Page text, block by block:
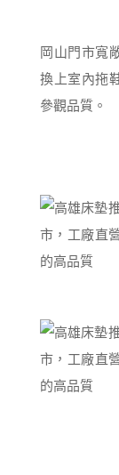
岡山門市寬
換上室內拖
參觀品質。